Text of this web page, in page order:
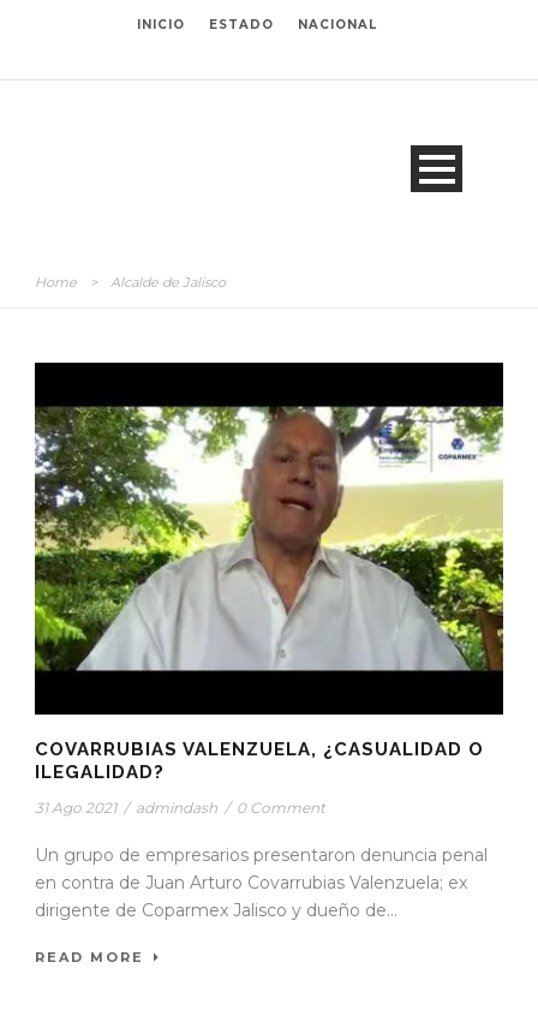
INICIO ESTADO NACIONAL
Home > Alcalde de Jalisco
COVARRUBIAS VALENZUELA, ¿CASUALIDAD O
ILEGALIDAD?
31 Ago 2021 / admindash / 0 Comment
Un grupo de empresarios presentaron denuncia penal
en contra de Juan Arturo Covarrubias Valenzuela; ex
dirigente de Coparmex Jalisco y dueño de...
READ MORE